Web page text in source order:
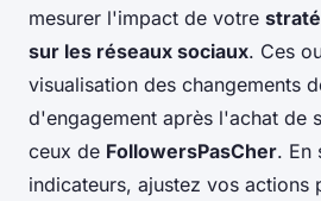
mesurer l'impact de votre
sur les réseaux sociaux. Ces
visualisation des changements
d'engagement après l'achat de
ceux de FollowersPasCher. En
indicateurs, ajustez vos actions